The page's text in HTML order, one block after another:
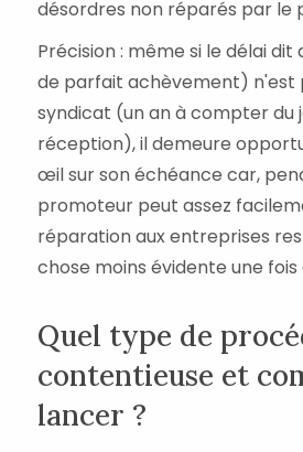
désordres non réparés par le
Précision : même si le délai dit
de parfait achèvement) n'est
syndicat (un an à compter du
réception), il demeure
œil sur son échéance car,
promoteur peut assez
réparation aux entreprises
chose moins évidente une fois
Quel type de
contentieuse et
lancer ?